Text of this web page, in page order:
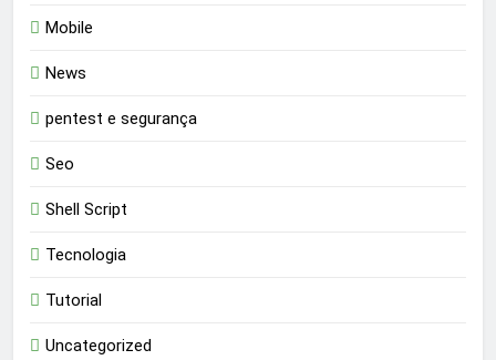
Mobile
News
pentest e segurança
Seo
Shell Script
Tecnologia
Tutorial
Uncategorized